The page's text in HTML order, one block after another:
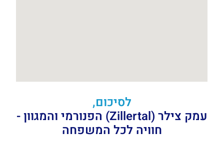
לסיכום,
עמק צילר (Zillertal) הפנורמי והמגוון -
חוויה לכל המשפחה